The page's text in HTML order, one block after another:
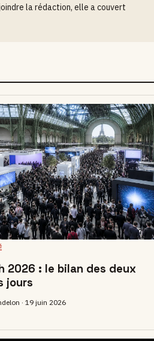
la rédaction, elle a couvert
2026 : le bilan des deux
jours
· 19 juin 2026